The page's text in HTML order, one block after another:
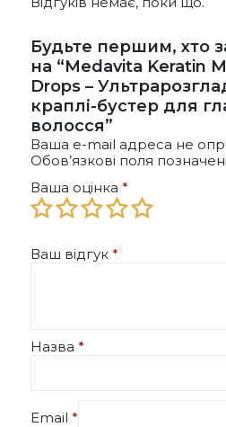
Будьте першим, хто
на “Medavita Keratin
Drops –
краплі-бустер для
волосся”
Ваша e-mail адреса не
Обов’язкові поля позначені
Ваша оцінка *
Ваш відгук *
Назва *
Email *